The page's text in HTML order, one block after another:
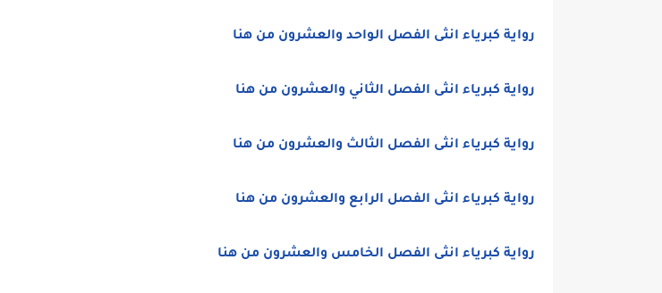
رواية كبرياء انثى الفصل الواحد والعشرون من هنا
رواية كبرياء انثى الفصل الثاني والعشرون من هنا
رواية كبرياء انثى الفصل الثالث والعشرون من هنا
رواية كبرياء انثى الفصل الرابع والعشرون من هنا
رواية كبرياء انثى الفصل الخامس والعشرون من هنا